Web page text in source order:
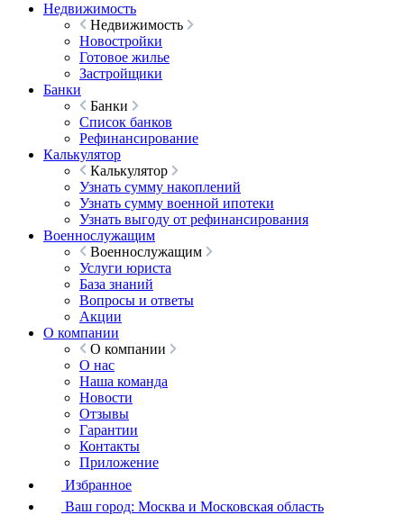
Недвижимость
Недвижимость
Новостройки
Готовое жилье
Застройщики
Банки
Банки
Список банков
Рефинансирование
Калькулятор
Калькулятор
Узнать сумму накоплений
Узнать сумму военной ипотеки
Узнать выгоду от рефинансирования
Военнослужащим
Военнослужащим
Услуги юриста
База знаний
Вопросы и ответы
Акции
О компании
О компании
О нас
Наша команда
Новости
Отзывы
Гарантии
Контакты
Приложение
Избранное
Ваш город: Москва и Московская область